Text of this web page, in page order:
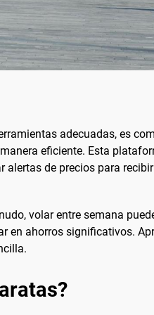
adecuadas, es
eficiente. Esta
de precios para
volar entre semana
en ahorros significativos.